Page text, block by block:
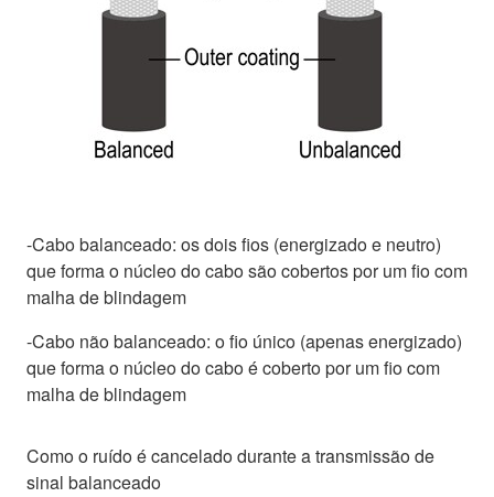
-Cabo balanceado: os dois fios (energizado e neutro)
que forma o núcleo do cabo são cobertos por um fio com
malha de blindagem
-Cabo não balanceado: o fio único (apenas energizado)
que forma o núcleo do cabo é coberto por um fio com
malha de blindagem
Como o ruído é cancelado durante a transmissão de
sinal balanceado